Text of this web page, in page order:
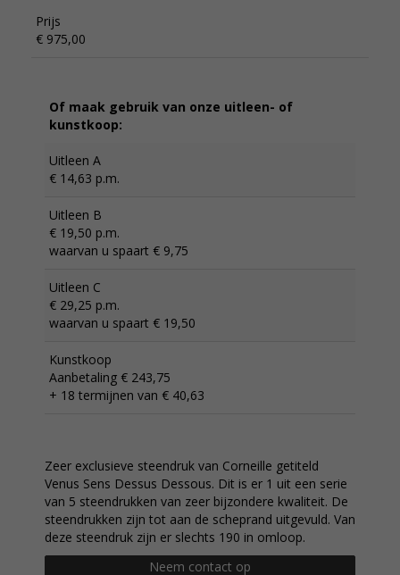
Prijs
€ 975,00
Of maak gebruik van onze uitleen- of
kunstkoop:
Uitleen A
€ 14,63 p.m.
Uitleen B
€ 19,50 p.m.
waarvan u spaart € 9,75
Uitleen C
€ 29,25 p.m.
waarvan u spaart € 19,50
Kunstkoop
Aanbetaling € 243,75
+ 18 termijnen van € 40,63
Zeer exclusieve steendruk van Corneille getiteld
Venus Sens Dessus Dessous. Dit is er 1 uit een serie
van 5 steendrukken van zeer bijzondere kwaliteit. De
steendrukken zijn tot aan de scheprand uitgevuld. Van
deze steendruk zijn er slechts 190 in omloop.
Neem contact op